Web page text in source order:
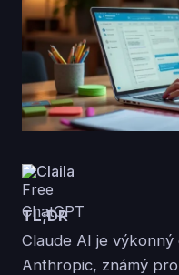
Claila
TL;DR
Claude AI je
Anthropic, známý